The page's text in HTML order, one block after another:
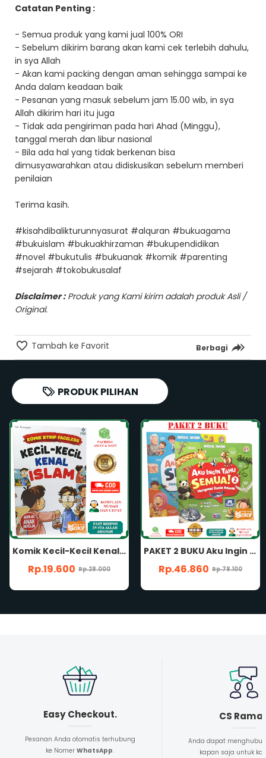
Catatan Penting :
- Semua produk yang kami jual 100% ORI
- Sebelum dikirim barang akan kami cek terlebih dahulu,
in sya Allah
- Akan kami packing dengan aman sehingga sampai ke
Anda dalam keadaan baik
- Pesanan yang masuk sebelum jam 15.00 wib, in sya
Allah dikirim hari itu juga
- Tidak ada pengiriman pada hari Ahad (Minggu),
tanggal merah dan libur nasional
- Bila ada hal yang tidak berkenan bisa
dimusyawarahkan atau didiskusikan sebelum memberi
penilaian
Terima kasih.
#kisahdibalikturunnyasurat #alquran #bukuagama
#bukuislam #bukuakhirzaman #bukupendidikan
#novel #bukutulis #bukuanak #komik #parenting
#sejarah #tokobukusalaf
Disclaimer :Produk yang Kami kirim adalah produk Asli /
Original.
Tambah ke Favorit Berbagi
PRODUK PILIHAN
PAKET 2 BUKU Aku Ingin Tahu Semua SERI 1 & 2 Buku Anak Mengenal Tubuhku Sendiri Dan Dunia Hewan Bergambar Berwarna Oleh Tim Hirzul Amani Penerbit Arafah Kids
Rp.46.860 Rp.78.100
Aku Ingin Tahu Semua SERI 2 Mengenal Dunia Hewan ARAFAH KIDS Hirzul Amani
Rp.24.500 Rp.35.000
Easy Checkout.
Pesanan Anda otomatis terhubung
ke NomerWhatsApp.
CS
Anda dapat
kapan saja untuk